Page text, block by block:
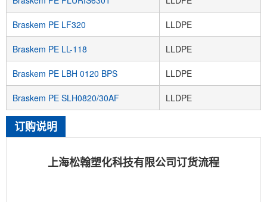
Braskem PE LF320 LLDPE
Braskem PE LL-118 LLDPE
Braskem PE LBH 0120 BPS LLDPE
Braskem PE SLH0820/30AF LLDPE
订购说明
上海松翰塑化科技有限公司订货流程